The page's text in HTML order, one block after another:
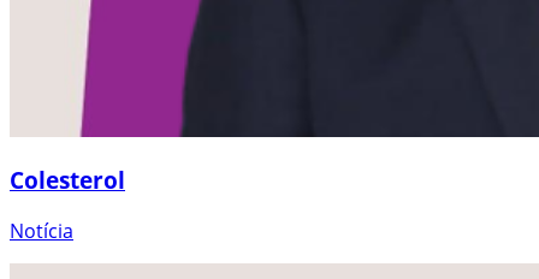
Colesterol
Notícia